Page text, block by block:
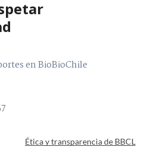
en BioBioChile
Ética y transparencia de BBCL